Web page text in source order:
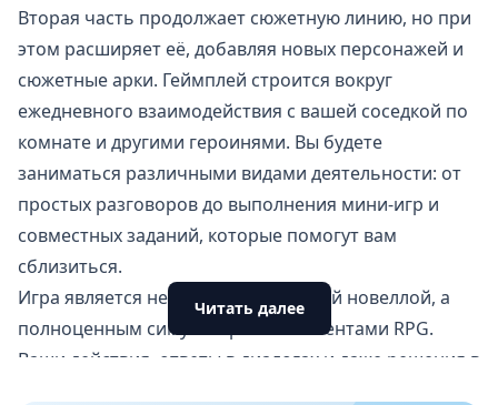
Вторая часть продолжает сюжетную линию, но при
этом расширяет её, добавляя новых персонажей и
сюжетные арки. Геймплей строится вокруг
ежедневного взаимодействия с вашей соседкой по
комнате и другими героинями. Вы будете
заниматься различными видами деятельности: от
простых разговоров до выполнения мини-игр и
совместных заданий, которые помогут вам
сблизиться.
Игра является не просто визуальной новеллой, а
полноценным симулятором с элементами RPG.
Ваши действия, ответы в диалогах и даже решения в
Читать далее